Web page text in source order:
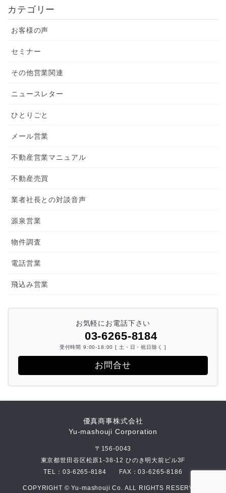
カテゴリー
お客様の声
セミナー
その他営業関連
ニュースレター
ひとりごと
メール営業
不動産営業マニュアル
不動産売買
業者社長との対談音声
源泉営業
物件調査
電話営業
飛込み営業
お気軽にお電話下さい
03-6265-8184
受付時間 9:00-18:00 [ 土・日・祝日除く ]
お問合せ
優真商事株式会社
Yu-mashouji Corporation
〒156-0043
東京都世田谷区松原1-38-12 ひのき明大前ビル3F
TEL： 03-6265-8184 FAX：03-6265-8186
COPYRIGHT © Yu-mashouji Co. ALL RIGHTS RESERVED